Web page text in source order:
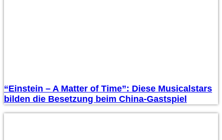
“Einstein – A Matter of Time”: Diese Musicalstars
bilden die Besetzung beim China-Gastspiel